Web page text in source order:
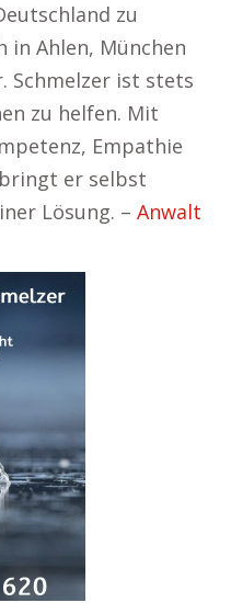
zu
in Ahlen, München
Schmelzer ist stets
zu helfen. Mit
Empathie
er selbst
Lösung. – Anwalt